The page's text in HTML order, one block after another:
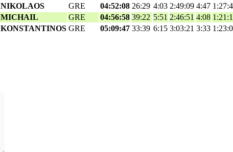
NIKOLAOS GRE 04:52:08 26:29 4:03 2:49:09 4:47
MICHAIL GRE 04:56:58 39:22 5:51 2:46:51 4:08
KONSTANTINOS GRE 05:09:47 33:39 6:15 3:03:21 3:33